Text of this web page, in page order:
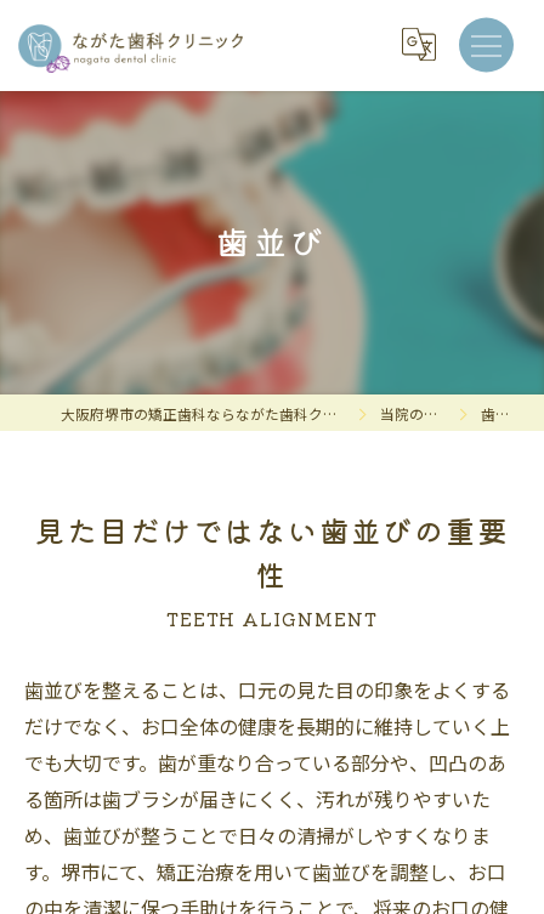
歯並び
大阪府堺市の矯正歯科ならながた歯科クリニック 当院の特徴 歯並び
見た目だけではない歯並びの重要
性
TEETH ALIGNMENT
歯並びを整えることは、口元の見た目の印象をよくする
だけでなく、お口全体の健康を長期的に維持していく上
でも大切です。歯が重なり合っている部分や、凹凸のあ
る箇所は歯ブラシが届きにくく、汚れが残りやすいた
め、歯並びが整うことで日々の清掃がしやすくなりま
す。堺市にて、矯正治療を用いて歯並びを調整し、お口
の中を清潔に保つ手助けを行うことで、将来のお口の健